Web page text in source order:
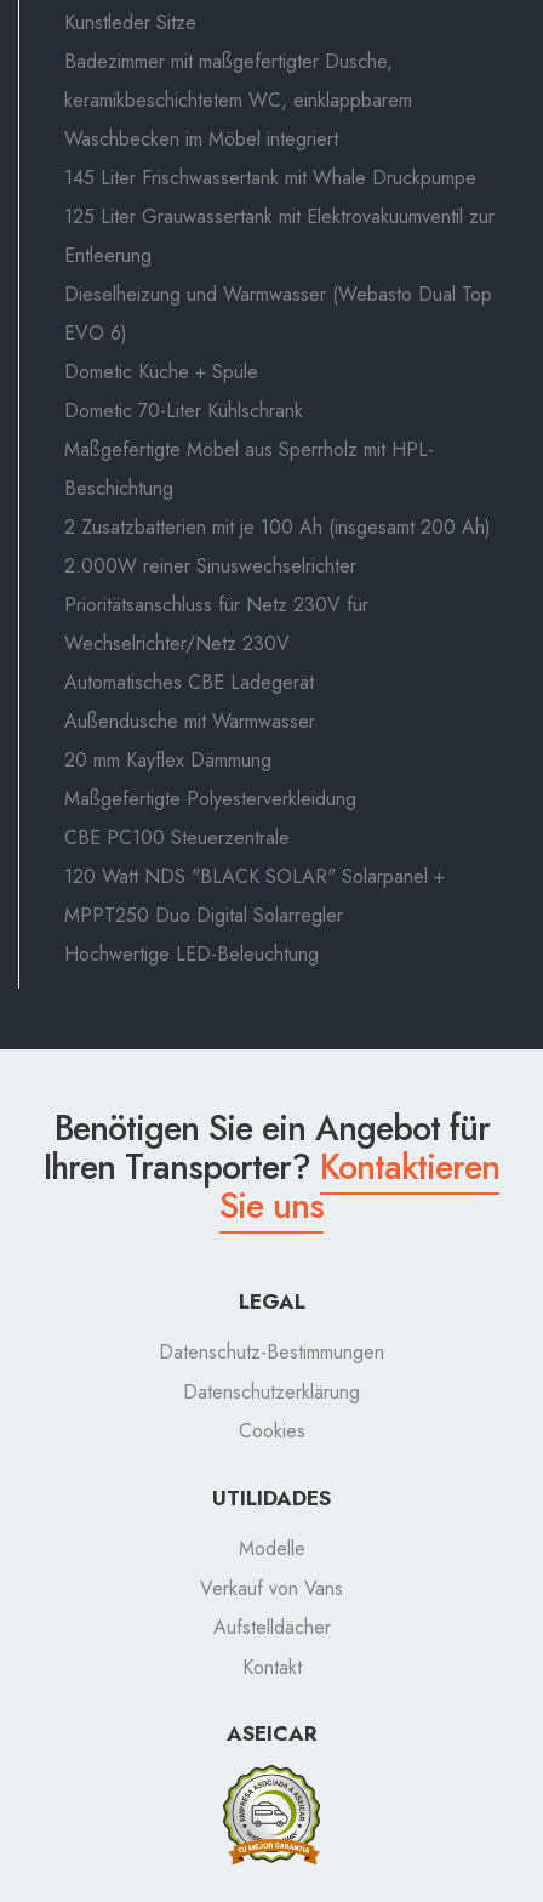
Kunstleder Sitze
Badezimmer mit maßgefertigter Dusche,
keramikbeschichtetem WC, einklappbarem
Waschbecken im Möbel integriert
145 Liter Frischwassertank mit Whale Druckpumpe
125 Liter Grauwassertank mit Elektrovakuumventil zur
Entleerung
Dieselheizung und Warmwasser (Webasto Dual Top
EVO 6)
Dometic Küche + Spüle
Dometic 70-Liter Kühlschrank
Maßgefertigte Möbel aus Sperrholz mit HPL-
Beschichtung
2 Zusatzbatterien mit je 100 Ah (insgesamt 200 Ah)
2.000W reiner Sinuswechselrichter
Prioritätsanschluss für Netz 230V für
Wechselrichter/Netz 230V
Automatisches CBE Ladegerät
Außendusche mit Warmwasser
20 mm Kayflex Dämmung
Maßgefertigte Polyesterverkleidung
CBE PC100 Steuerzentrale
120 Watt NDS "BLACK SOLAR" Solarpanel +
MPPT250 Duo Digital Solarregler
Hochwertige LED-Beleuchtung
Benötigen Sie ein Angebot für
Ihren Transporter? Kontaktieren
Sie uns
LEGAL
Datenschutz-Bestimmungen
Datenschutzerklärung
Cookies
UTILIDADES
Modelle
Verkauf von Vans
Aufstelldächer
Kontakt
ASEICAR